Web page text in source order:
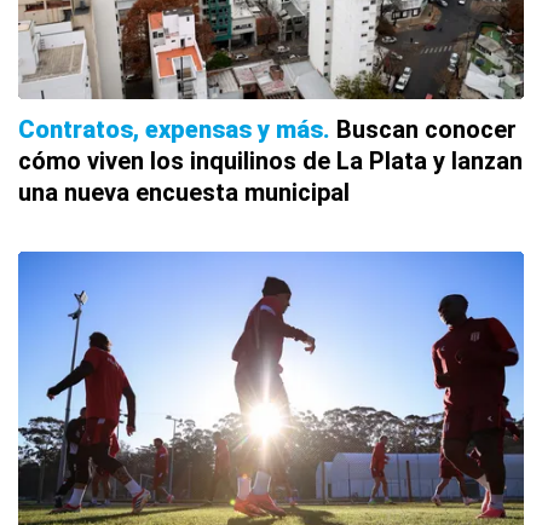
Contratos, expensas y más Buscan conocer
cómo viven los inquilinos de La Plata y lanzan
una nueva encuesta municipal